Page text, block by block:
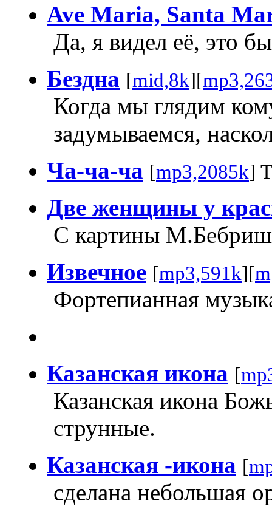
Ave Maria, Santa
Да, я видел её, это
Бездна [mid,8k][
Когда мы глядим
задумываемся,
Ча-ча-ча [mp3,2085k]
Две женщины у
С картины
Извечное [mp3,591k][
Фортепианная
Казанская икона [
Казанская икона
струнные.
Казанская -икона [
сделана небольшая